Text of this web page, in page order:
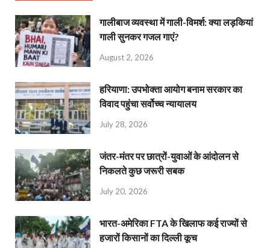
गालीबाज व्‍यवस्‍था में गाली-विमर्श: क्या लड़कियां
गाली सुनकर गजल गाएं?
August 2, 2026
हरियाणा: उपभोक्ता आयोग बनाम सरकार का
विवाद पहुंचा सर्वोच्च न्यायालय
July 28, 2026
जंतर-मंतर पर छात्रों-युवाओं के आंदोलन से
निकलते कुछ जरूरी सबक
July 20, 2026
भारत-अमेरिका FTA के खिलाफ कई राज्यों से
हजारों किसानों का दिल्ली कूच